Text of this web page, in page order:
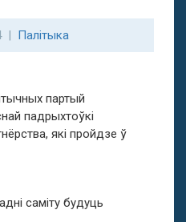
| Палітыка
партый
падрыхтоўкі
які пройдзе ў
саміту будуць